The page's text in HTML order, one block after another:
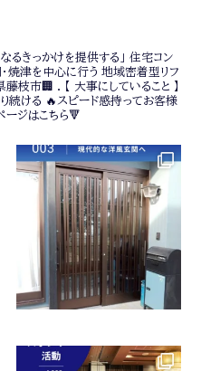
るきっかけを提供する」
住宅コン
焼津を中心に行う 地域密着型リフ
藤枝市🏢 .
【 大事にしていること 】
続ける 🔥スピード感持ってお客様
ジはこちら🔻